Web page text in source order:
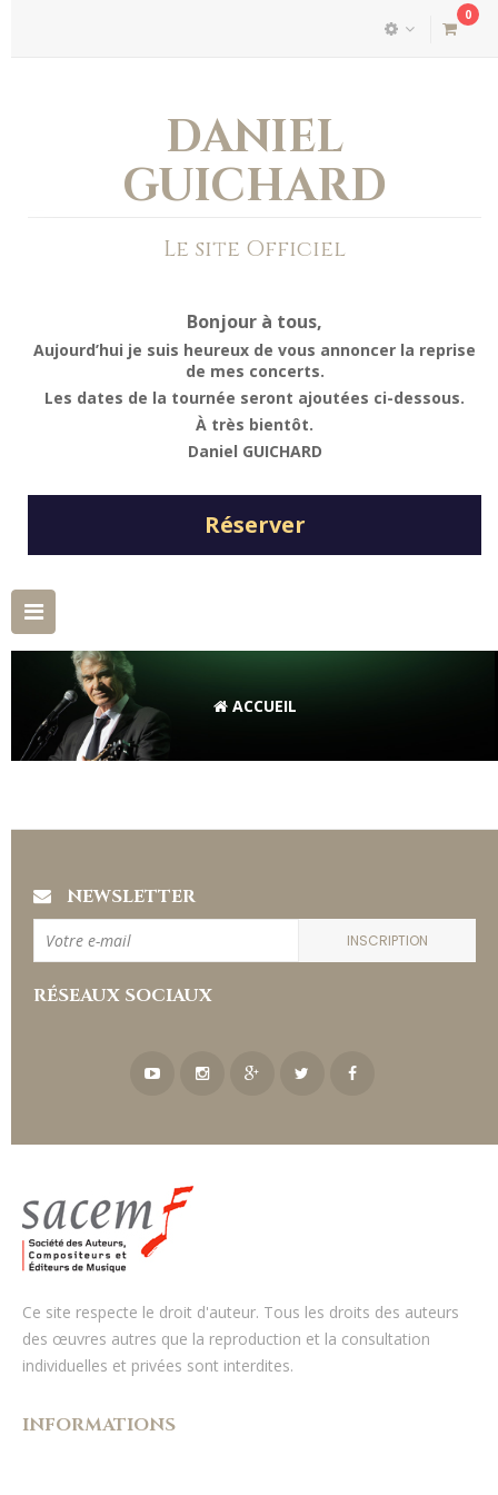
0
DANIEL
GUICHARD
Le site Officiel
Bonjour à tous,
Aujourd’hui je suis heureux de vous annoncer la reprise
de mes concerts.
Les dates de la tournée seront ajoutées ci-dessous.
À très bientôt.
Daniel GUICHARD
Réserver
Basculer
la
navigation
ACCUEIL
NEWSLETTER
INSCRIPTION
RÉSEAUX SOCIAUX
Ce site respecte le droit d'auteur. Tous les droits des auteurs
des œuvres autres que la reproduction et la consultation
individuelles et privées sont interdites.
INFORMATIONS